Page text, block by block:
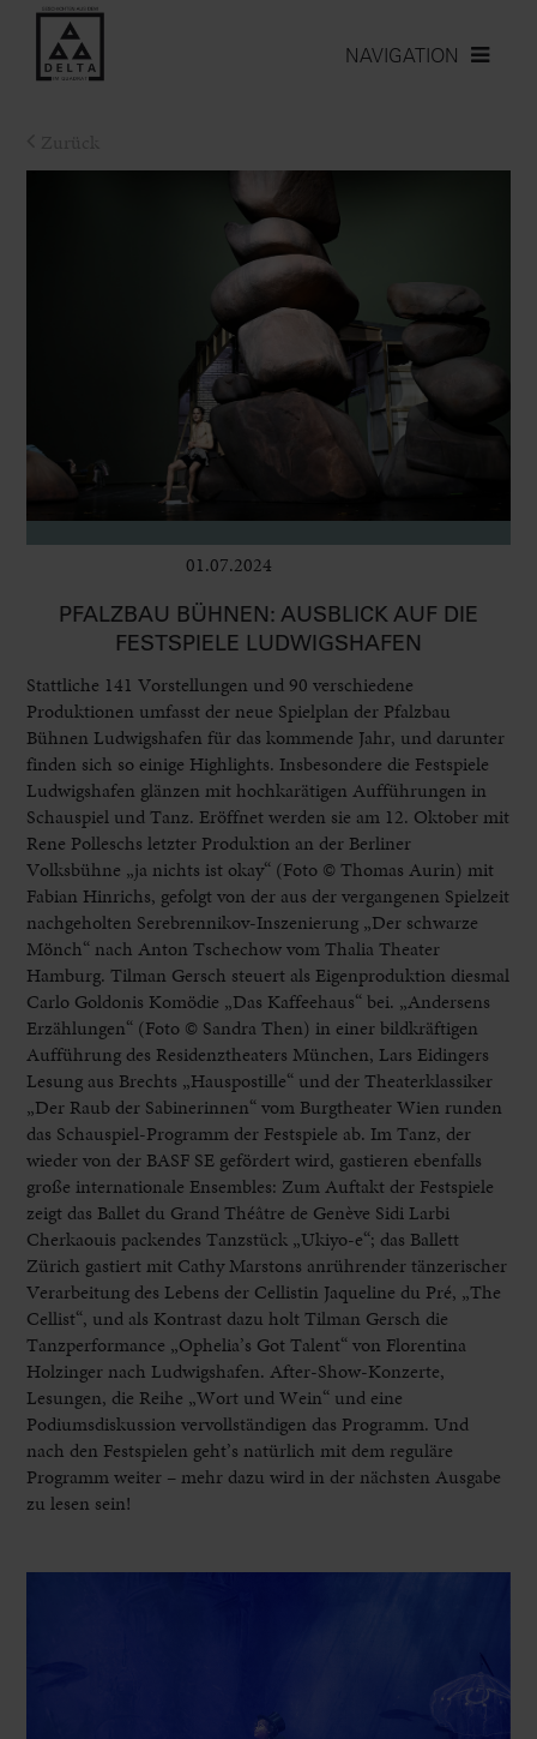
NAVIGATION
01.07.2024
PFALZBAU BÜHNEN: AUSBLICK AUF DIE
FESTSPIELE LUDWIGSHAFEN
Stattliche 141 Vorstellungen und 90 verschiedene
Produktionen umfasst der neue Spielplan der Pfalzbau
Bühnen Ludwigshafen für das kommende Jahr, und darunter
finden sich so einige Highlights. Insbesondere die Festspiele
Ludwigshafen glänzen mit hochkarätigen Aufführungen in
Schauspiel und Tanz. Eröffnet werden sie am 12. Oktober mit
Rene Polleschs letzter Produktion an der Berliner
Volksbühne „ja nichts ist okay“ (Foto © Thomas Aurin) mit
Fabian Hinrichs, gefolgt von der aus der vergangenen Spielzeit
nachgeholten Serebrennikov-Inszenierung „Der schwarze
Mönch“ nach Anton Tschechow vom Thalia Theater
Hamburg. Tilman Gersch steuert als Eigenproduktion diesmal
Carlo Goldonis Komödie „Das Kaffeehaus“ bei. „Andersens
Erzählungen“ (Foto © Sandra Then) in einer bildkräftigen
Aufführung des Residenztheaters München, Lars Eidingers
Lesung aus Brechts „Hauspostille“ und der Theaterklassiker
„Der Raub der Sabinerinnen“ vom Burgtheater Wien runden
das Schauspiel-Programm der Festspiele ab. Im Tanz, der
wieder von der BASF SE gefördert wird, gastieren ebenfalls
große internationale Ensembles: Zum Auftakt der Festspiele
zeigt das Ballet du Grand Théâtre de Genève Sidi Larbi
Cherkaouis packendes Tanzstück „Ukiyo-e“; das Ballett
Zürich gastiert mit Cathy Marstons anrührender tänzerischer
Verarbeitung des Lebens der Cellistin Jaqueline du Pré, „The
Cellist“, und als Kontrast dazu holt Tilman Gersch die
Tanzperformance „Ophelia’s Got Talent“ von Florentina
Holzinger nach Ludwigshafen. After-Show-Konzerte,
Lesungen, die Reihe „Wort und Wein“ und eine
Podiumsdiskussion vervollständigen das Programm. Und
nach den Festspielen geht’s natürlich mit dem reguläre
Programm weiter – mehr dazu wird in der nächsten Ausgabe
zu lesen sein!